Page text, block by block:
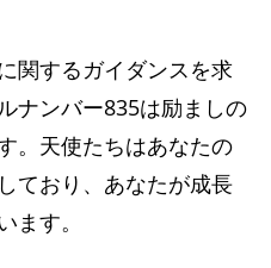
関するガイダンスを求
ナンバー835は励ましの
。天使たちはあなたの
ており、あなたが成長
ます。